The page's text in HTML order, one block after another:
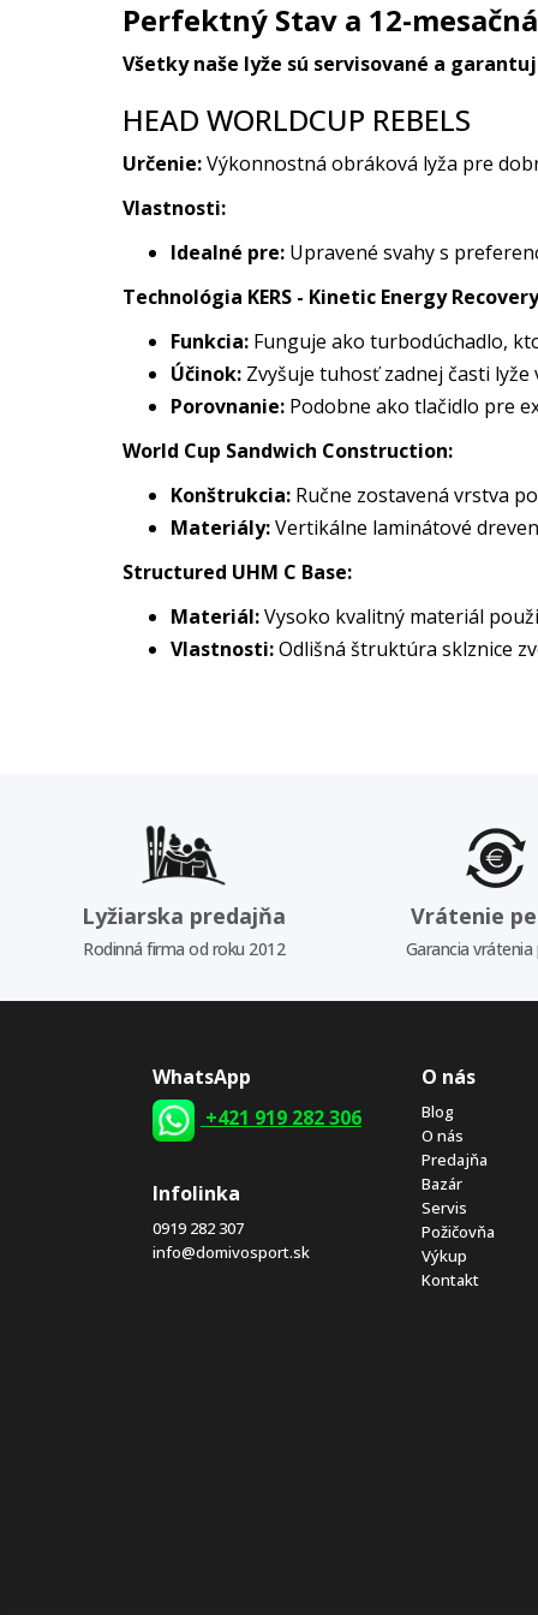
Perfektný Stav a 12-
Všetky naše lyže sú servisované a
HEAD WORLDCUP REBELS
Určenie:Výkonnostná obráková lyža pre
Vlastnosti:
Idealné pre: Upravené svahy s
Technológia KERS - Kinetic Energy
Funkcia: Funguje ako turbodúchadlo,
Účinok: Zvyšuje tuhosť zadnej časti
Porovnanie: Podobne ako tlačidlo pre
World Cup Sandwich Construction:
Konštrukcia: Ručne zostavená vrstva
Materiály:Vertikálne laminátové
Structured UHM C Base:
Materiál:Vysoko kvalitný materiál
Vlastnosti:Odlišná štruktúra sklznice
Lyžiarska predajňa
Rodinná firma od roku 2012
Vrátenie
Garancia
WhatsApp
+421 919 282 306
Infolinka
0919 282 307
info@domivosport.sk
O nás
Blog
O nás
Predajňa
Bazár
Servis
Požičovňa
Výkup
Kontakt